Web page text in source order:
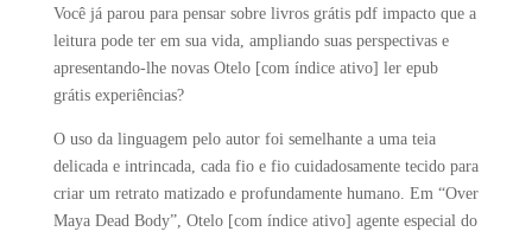
Você já parou para pensar sobre livros grátis pdf impacto que a
leitura pode ter em sua vida, ampliando suas perspectivas e
apresentando-lhe novas Otelo [com índice ativo] ler epub
grátis experiências?
O uso da linguagem pelo autor foi semelhante a uma teia
delicada e intrincada, cada fio e fio cuidadosamente tecido para
criar um retrato matizado e profundamente humano. Em “Over
Maya Dead Body”, Otelo [com índice ativo] agente especial do